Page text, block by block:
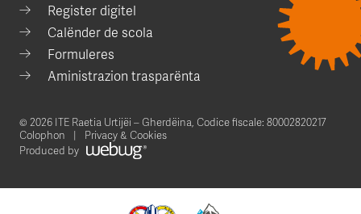
Register digitel
Calënder de scola
Formuleres
Aministrazion trasparënta
© 2026 ITE Raetia Urtijëi – Gherdëina, Codice fiscale: 80002820217
Colophon
Privacy & Cookies
Produced by